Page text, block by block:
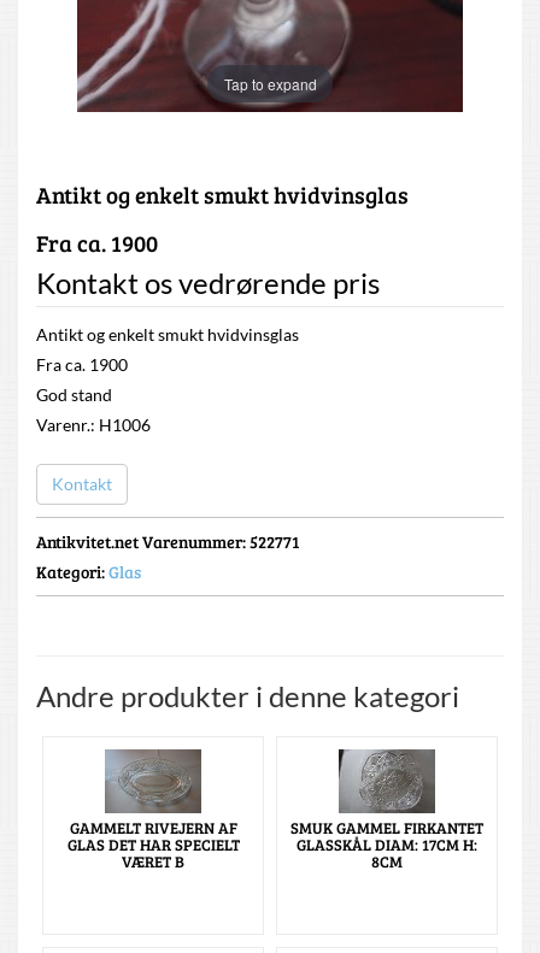
Tap to expand
Antikt og enkelt smukt hvidvinsglas
Fra ca. 1900
Kontakt os vedrørende pris
Antikt og enkelt smukt hvidvinsglas
Fra ca. 1900
God stand
Varenr.: H1006
Kontakt
Antikvitet.net Varenummer: 522771
Kategori:Glas
Andre produkter i denne kategori
GAMMELT RIVEJERN AF
GLAS DET HAR SPECIELT
VÆRET B
SMUK GAMMEL FIRKANTET
GLASSKÅL DIAM: 17CM H:
8CM